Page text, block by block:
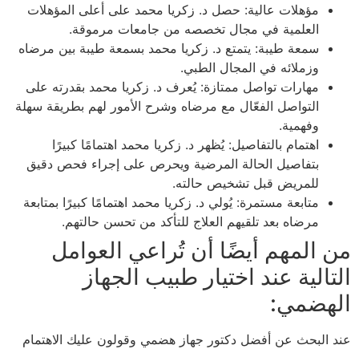
مؤهلات عالية: حصل د. زكريا محمد على أعلى المؤهلات
العلمية في مجال تخصصه من جامعات مرموقة.
سمعة طيبة: يتمتع د. زكريا محمد بسمعة طيبة بين مرضاه
وزملائه في المجال الطبي.
مهارات تواصل ممتازة: يُعرف د. زكريا محمد بقدرته على
التواصل الفعّال مع مرضاه وشرح الأمور لهم بطريقة سهلة
وفهمية.
اهتمام بالتفاصيل: يُظهر د. زكريا محمد اهتمامًا كبيرًا
بتفاصيل الحالة المرضية ويحرص على إجراء فحص دقيق
للمريض قبل تشخيص حالته.
متابعة مستمرة: يُولي د. زكريا محمد اهتمامًا كبيرًا بمتابعة
مرضاه بعد تلقيهم العلاج للتأكد من تحسن حالتهم.
من المهم أيضًا أن تُراعي العوامل
التالية عند اختيار طبيب الجهاز
الهضمي:
عند البحث عن أفضل دكتور جهاز هضمي وقولون عليك الاهتمام